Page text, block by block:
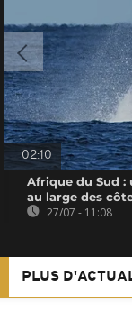
02:10
Afrique du Sud :
au large des
27/07 - 11:08
PLUS